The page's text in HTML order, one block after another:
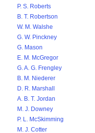
P. S. Roberts
B. T. Robertson
W. M. Walshe
G. W. Pinckney
G. Mason
E. M. McGregor
G. A. G. Frengley
B. M. Niederer
D. R. Marshall
A. B. T. Jordan
M. J. Downey
P. L. McSkimming
M. J. Cotter